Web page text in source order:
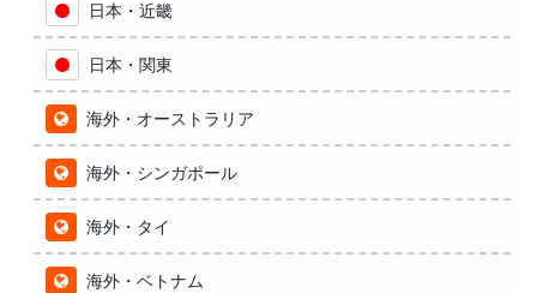
日本・近畿
日本・関東
海外・オーストラリア
海外・シンガポール
海外・タイ
海外・ベトナム